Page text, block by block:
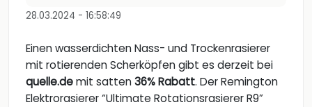
28.03.2024 - 16:58:49
Einen wasserdichten Nass- und Trockenrasierer
mit rotierenden Scherköpfen gibt es derzeit bei
quelle.demit satten36% Rabatt. Der Remington
Elektrorasierer “Ultimate Rotationsrasierer R9”